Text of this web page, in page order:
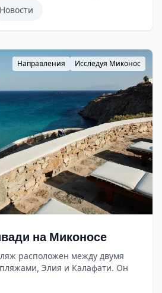
Новости
Направления Исследуя Миконос
на Миконосе
расположен между двумя
Элия и Калафати. Он